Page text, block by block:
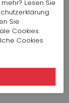
S21866
HIGH an
Lesen Sie
Sie
Cookies.
Cookies